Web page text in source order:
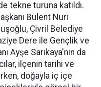
tekne turuna katıldı.
Bülent Nuri
Çivril Belediye
Dere ile Gençlik ve
Ayşe Sarıkaya'nın da
ilçenin tarihi ve
doğayla iç içe